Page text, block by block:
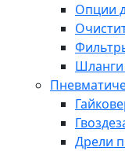
Опции
Шланги
Дрели